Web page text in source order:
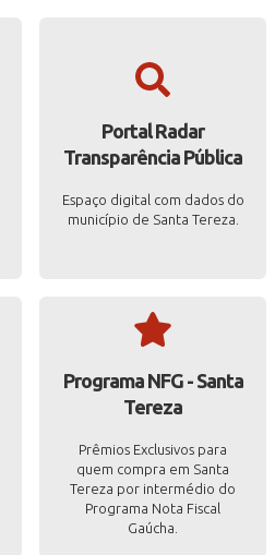
Portal Radar
Transparência Pública
Espaço digital com dados do
município de Santa Tereza.
Programa NFG - Santa
Tereza
Prêmios Exclusivos para
quem compra em Santa
Tereza por intermédio do
Programa Nota Fiscal
Gaúcha.